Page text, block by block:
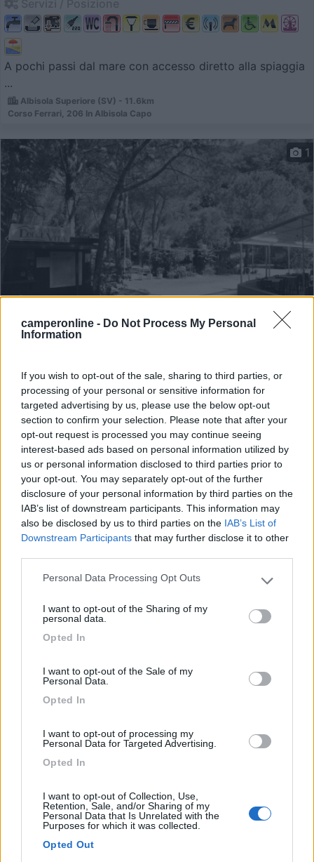
camperonline - Do Not Process My Personal
Information
If you wish to opt-out of the sale, sharing to third parties, or
processing of your personal or sensitive information for
targeted advertising by us, please use the below opt-out
section to confirm your selection. Please note that after your
opt-out request is processed you may continue seeing
interest-based ads based on personal information utilized by
us or personal information disclosed to third parties prior to
your opt-out. You may separately opt-out of the further
disclosure of your personal information by third parties on the
IAB’s list of downstream participants. This information may
also be disclosed by us to third parties on the IAB’s List of
Downstream Participants that may further disclose it to other
Please note that this website/app uses one or more Google
not limited to your visit or usage behaviour. You may click to
grant or deny consent to Google and its third-party tags to
use your data for below specified purposes in below Google
Personal Data Processing Opt Outs
I want to opt-out of the Sharing of my
personal data.
Opted In
I want to opt-out of the Sale of my
Personal Data.
Opted In
I want to opt-out of processing my
Personal Data for Targeted Advertising.
Opted In
I want to opt-out of Collection, Use,
Retention, Sale, and/or Sharing of my
Personal Data that Is Unrelated with the
Purposes for which it was collected.
Opted Out
A pochi passi dal mare con accesso diretto alla spiaggia
...
Albisola Superiore (SV) - 11.6km
Corso Ferrari, 206 In Albisola Capo
Campeggio
1
10 1
Servizi / Posizione
A 2,4 km dal centro, campeggio con sistemazioni fisse e
Stella San Giovanni (SV) - 11.6km
Gameragna
Servizi / Posizione
Stella (SV) - 11.8km